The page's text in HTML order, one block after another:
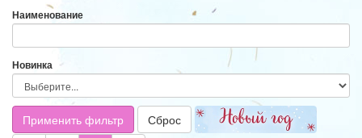
Наименование
Новинка
Применить фильтр Сброс